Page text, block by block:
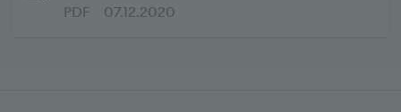
PDF
07.12.2020